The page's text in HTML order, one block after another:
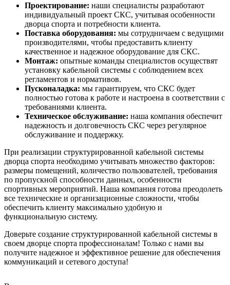
Проектирование: наши специалисты разработают
индивидуальный проект СКС, учитывая особенности
дворца спорта и потребности клиента.
Поставка оборудования: мы сотрудничаем с ведущими
производителями, чтобы предоставить клиенту
качественное и надежное оборудование для СКС.
Монтаж: опытные команды специалистов осуществят
установку кабельной системы с соблюдением всех
регламентов и нормативов.
Пусконаладка: мы гарантируем, что СКС будет
полностью готова к работе и настроена в соответствии с
требованиями клиента.
Техническое обслуживание: наша компания обеспечит
надежность и долговечность СКС через регулярное
обслуживание и поддержку.
При реализации структурированной кабельной системы
дворца спорта необходимо учитывать множество факторов:
размеры помещений, количество пользователей, требования
по пропускной способности данных, особенности
спортивных мероприятий. Наша компания готова преодолеть
все технические и организационные сложности, чтобы
обеспечить клиенту максимально удобную и
функциональную систему.
Доверьте создание структурированной кабельной системы в
своем дворце спорта профессионалам! Только с нами вы
получите надежное и эффективное решение для обеспечения
коммуникаций и сетевого доступа!